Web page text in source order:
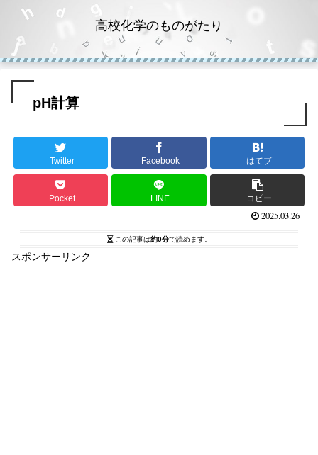
高校化学のものがたり
pH計算
Twitter Facebook はてブ
Pocket LINE コピー
2025.03.26
この記事は約0分で読めます。
スポンサーリンク